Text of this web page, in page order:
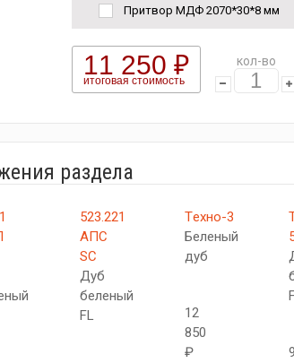
Притвор МДФ 2070*30*8 мм
11 250 ₽
итоговая стоимость
кол-во
раздела
523.221
АПС
SC
Дуб
беленый
FL
Tехно-3
Беленый
дуб
12
850
₽
9